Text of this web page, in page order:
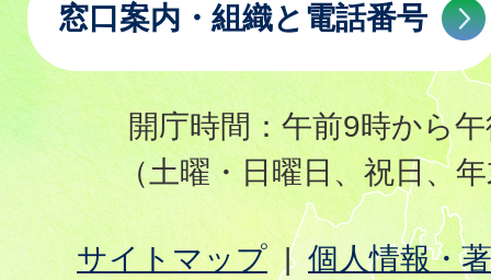
窓口案内・組織と電話番号
開庁時間：午前9時から
（土曜・日曜日、祝日、
サイトマップ
個人情報・